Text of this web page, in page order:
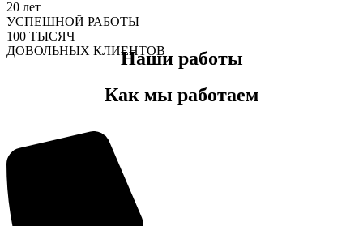
20 лет
УСПЕШНОЙ РАБОТЫ
100 ТЫСЯЧ
ДОВОЛЬНЫХ КЛИЕНТОВНаши работы
Как мы работаем